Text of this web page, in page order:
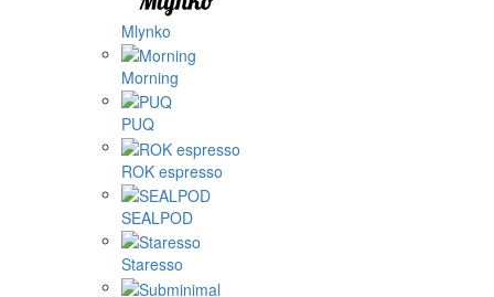
Mlynko
Morning
PUQ
ROK espresso
SEALPOD
Staresso